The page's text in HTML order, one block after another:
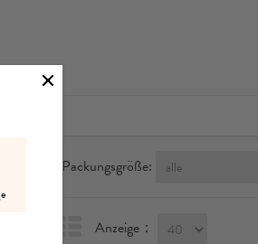
Packungsgröße:
Anzeige：